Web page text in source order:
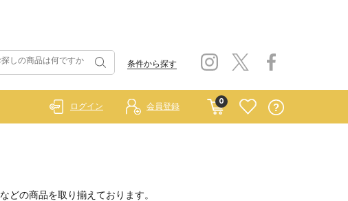
条件から探す
0
ログイン 会員登録
などの商品を取り揃えております。